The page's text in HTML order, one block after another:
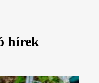
hírek